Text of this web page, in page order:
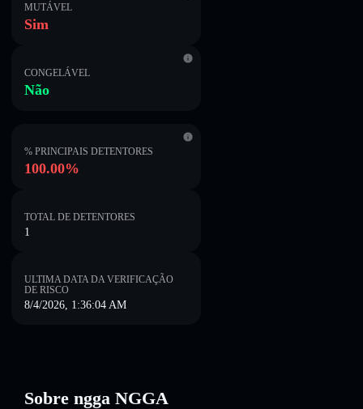
MUTÁVEL
Sim
CONGELÁVEL
Não
% PRINCIPAIS DETENTORES
100.00%
TOTAL DE DETENTORES
1
ULTIMA DATA DA VERIFICAÇÃO
DE RISCO
8/4/2026, 1:36:04 AM
Sobre ngga NGGA